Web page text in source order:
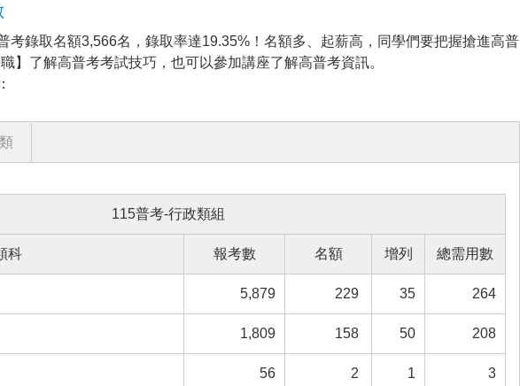
考錄取名額3,566名，錄取率達19.35%！名額多、起薪高，同學們要把握搶進高普
】了解高普考考試技巧，也可以參加講座了解高普考資訊。
115普考-行政類組
科 報考數 名額 增列 總需用數
5,879 229 35 264
1,809 158 50 208
56 2 1 3